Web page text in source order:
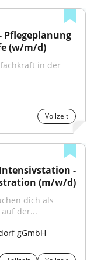
Pflegeplanung
(w/m/d)
in der
Vollzeit
-
(m/w/d)
dich als
der...
gGmbH